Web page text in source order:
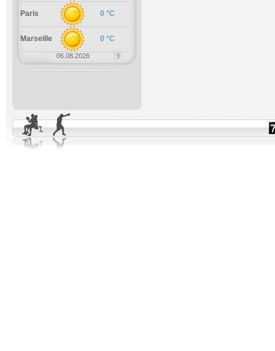
Paris 0 °C
Marseille 0 °C
06.08.2026